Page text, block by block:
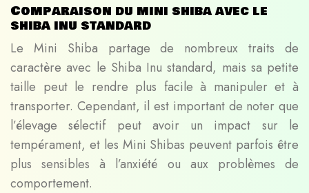
Comparaison du mini shiba avec le
shiba inu standard
Le Mini Shiba partage de nombreux traits de
caractère avec le Shiba Inu standard, mais sa petite
taille peut le rendre plus facile à manipuler et à
transporter. Cependant, il est important de noter que
l’élevage sélectif peut avoir un impact sur le
tempérament, et les Mini Shibas peuvent parfois être
plus sensibles à l’anxiété ou aux problèmes de
comportement.